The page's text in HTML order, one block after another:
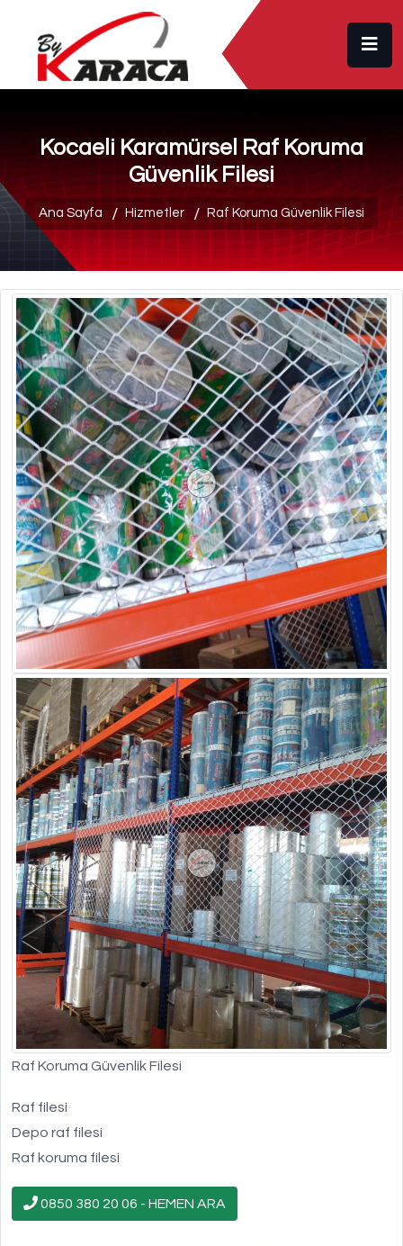
Kocaeli Karamürsel Raf Koruma
Güvenlik Filesi
Ana Sayfa Hizmetler Raf Koruma Güvenlik Filesi
Raf Koruma Güvenlik Filesi
Raf filesi
Depo raf filesi
Raf koruma filesi
0850 380 20 06 - HEMEN ARA